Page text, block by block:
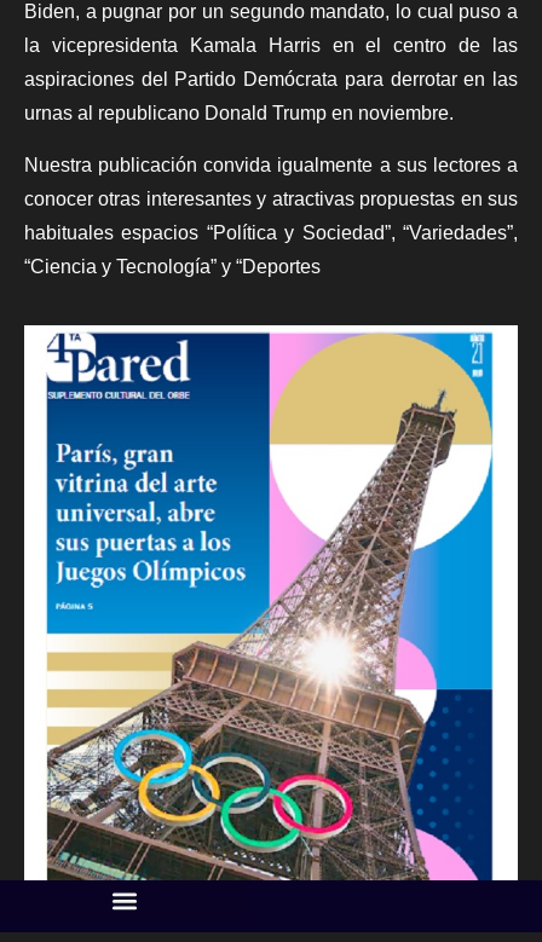
Biden, a pugnar por un segundo mandato, lo cual puso a
la vicepresidenta Kamala Harris en el centro de las
aspiraciones del Partido Demócrata para derrotar en las
urnas al republicano Donald Trump en noviembre.
Nuestra publicación convida igualmente a sus lectores a
conocer otras interesantes y atractivas propuestas en sus
habituales espacios “Política y Sociedad”, “Variedades”,
“Ciencia y Tecnología” y “Deportes